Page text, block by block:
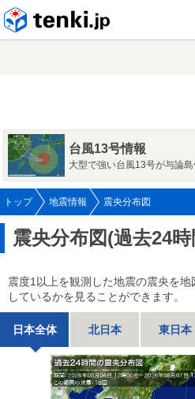
台風13号情報
大型で強い台風13号が与論
トップ 地震情報 震央分布図
震央分布図(過去24時
震度1以上を観測した地震の震央を
しているかを見ることができます。
日本全体 北日本 東日本